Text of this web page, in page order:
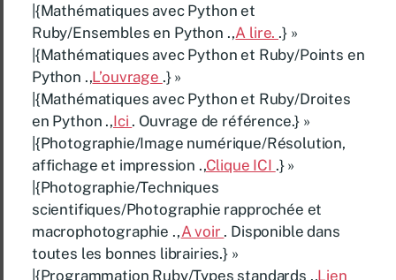
|{Mathématiques avec Python et
Ruby/Ensembles en Python .,A lire. .} »
|{Mathématiques avec Python et Ruby/Points en
Python .,L’ouvrage .} »
|{Mathématiques avec Python et Ruby/Droites
en Python .,Ici . Ouvrage de référence.} »
|{Photographie/Image numérique/Résolution,
affichage et impression .,Clique ICI .} »
|{Photographie/Techniques
scientifiques/Photographie rapprochée et
macrophotographie .,A voir . Disponible dans
toutes les bonnes librairies.} »
|{Programmation Ruby/Types standards .,Lien